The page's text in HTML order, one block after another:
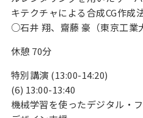
キテクチャによる合成CG作成
○石井 翔、齋藤 豪（東京工業
休憩 70分
特別講演 (13:00-14:20)
(6) 13:00-13:40
機械学習を使ったデジタル・